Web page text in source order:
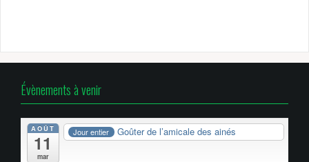
Évènements à venir
AOÛT
11
mar
Jour entier Goûter de l’amicale des ainés